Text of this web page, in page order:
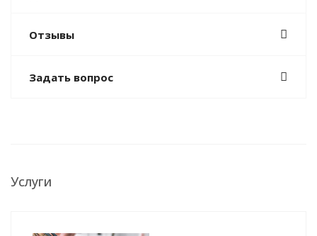
Отзывы
Задать вопрос
Услуги